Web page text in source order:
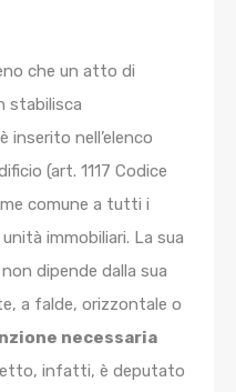
che un atto di
stabilisca
è inserito nell’elenco
(art. 1117 Codice
comune a tutti i
immobiliari. La sua
dipende dalla sua
a falde, orizzontale o
necessaria
infatti, è deputato